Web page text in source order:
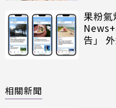
果粉
告」
相關新聞